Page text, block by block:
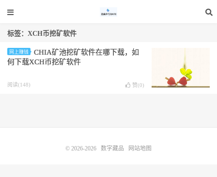
标签：XCH币挖矿软件
网上赚钱
CHIA矿池挖矿软件在哪下载，如
何下载XCH币挖矿软件
阅读(148) 赞(0)
© 2026-2026 数字藏品 网站地图